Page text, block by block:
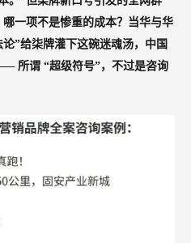
一项不是惨重的成本？当华与华
”给柒牌灌下这碗迷魂汤，中国
所谓 “超级符号”，不过是咨询